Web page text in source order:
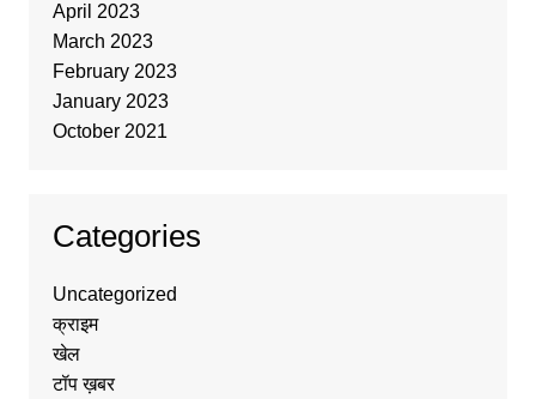
April 2023
March 2023
February 2023
January 2023
October 2021
Categories
Uncategorized
क्राइम
खेल
टॉप ख़बर